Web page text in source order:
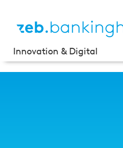
Innovation & Digital